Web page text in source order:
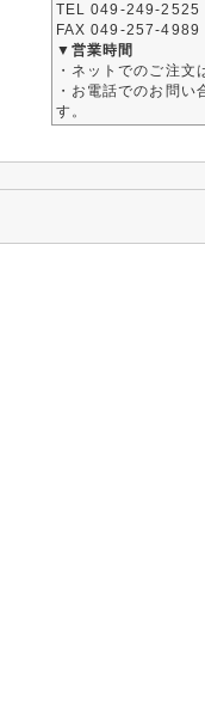
TEL 049-249-2525
FAX 049-257-4989
▼営業時間
・ネットでのご注文
・お電話でのお問
す。